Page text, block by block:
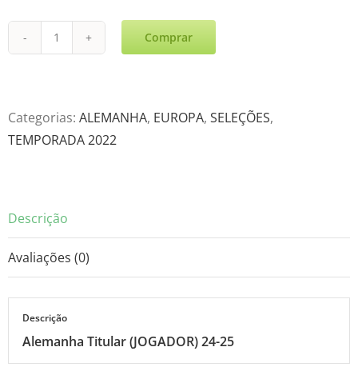
Alemanha
24-
25
Comprar
Categorias: ALEMANHA, EUROPA, SELEÇÕES,
TEMPORADA 2022
Descrição
Avaliações (0)
Descrição
Alemanha Titular (JOGADOR) 24-25